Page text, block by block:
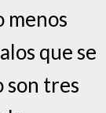
menos
que se
son tres